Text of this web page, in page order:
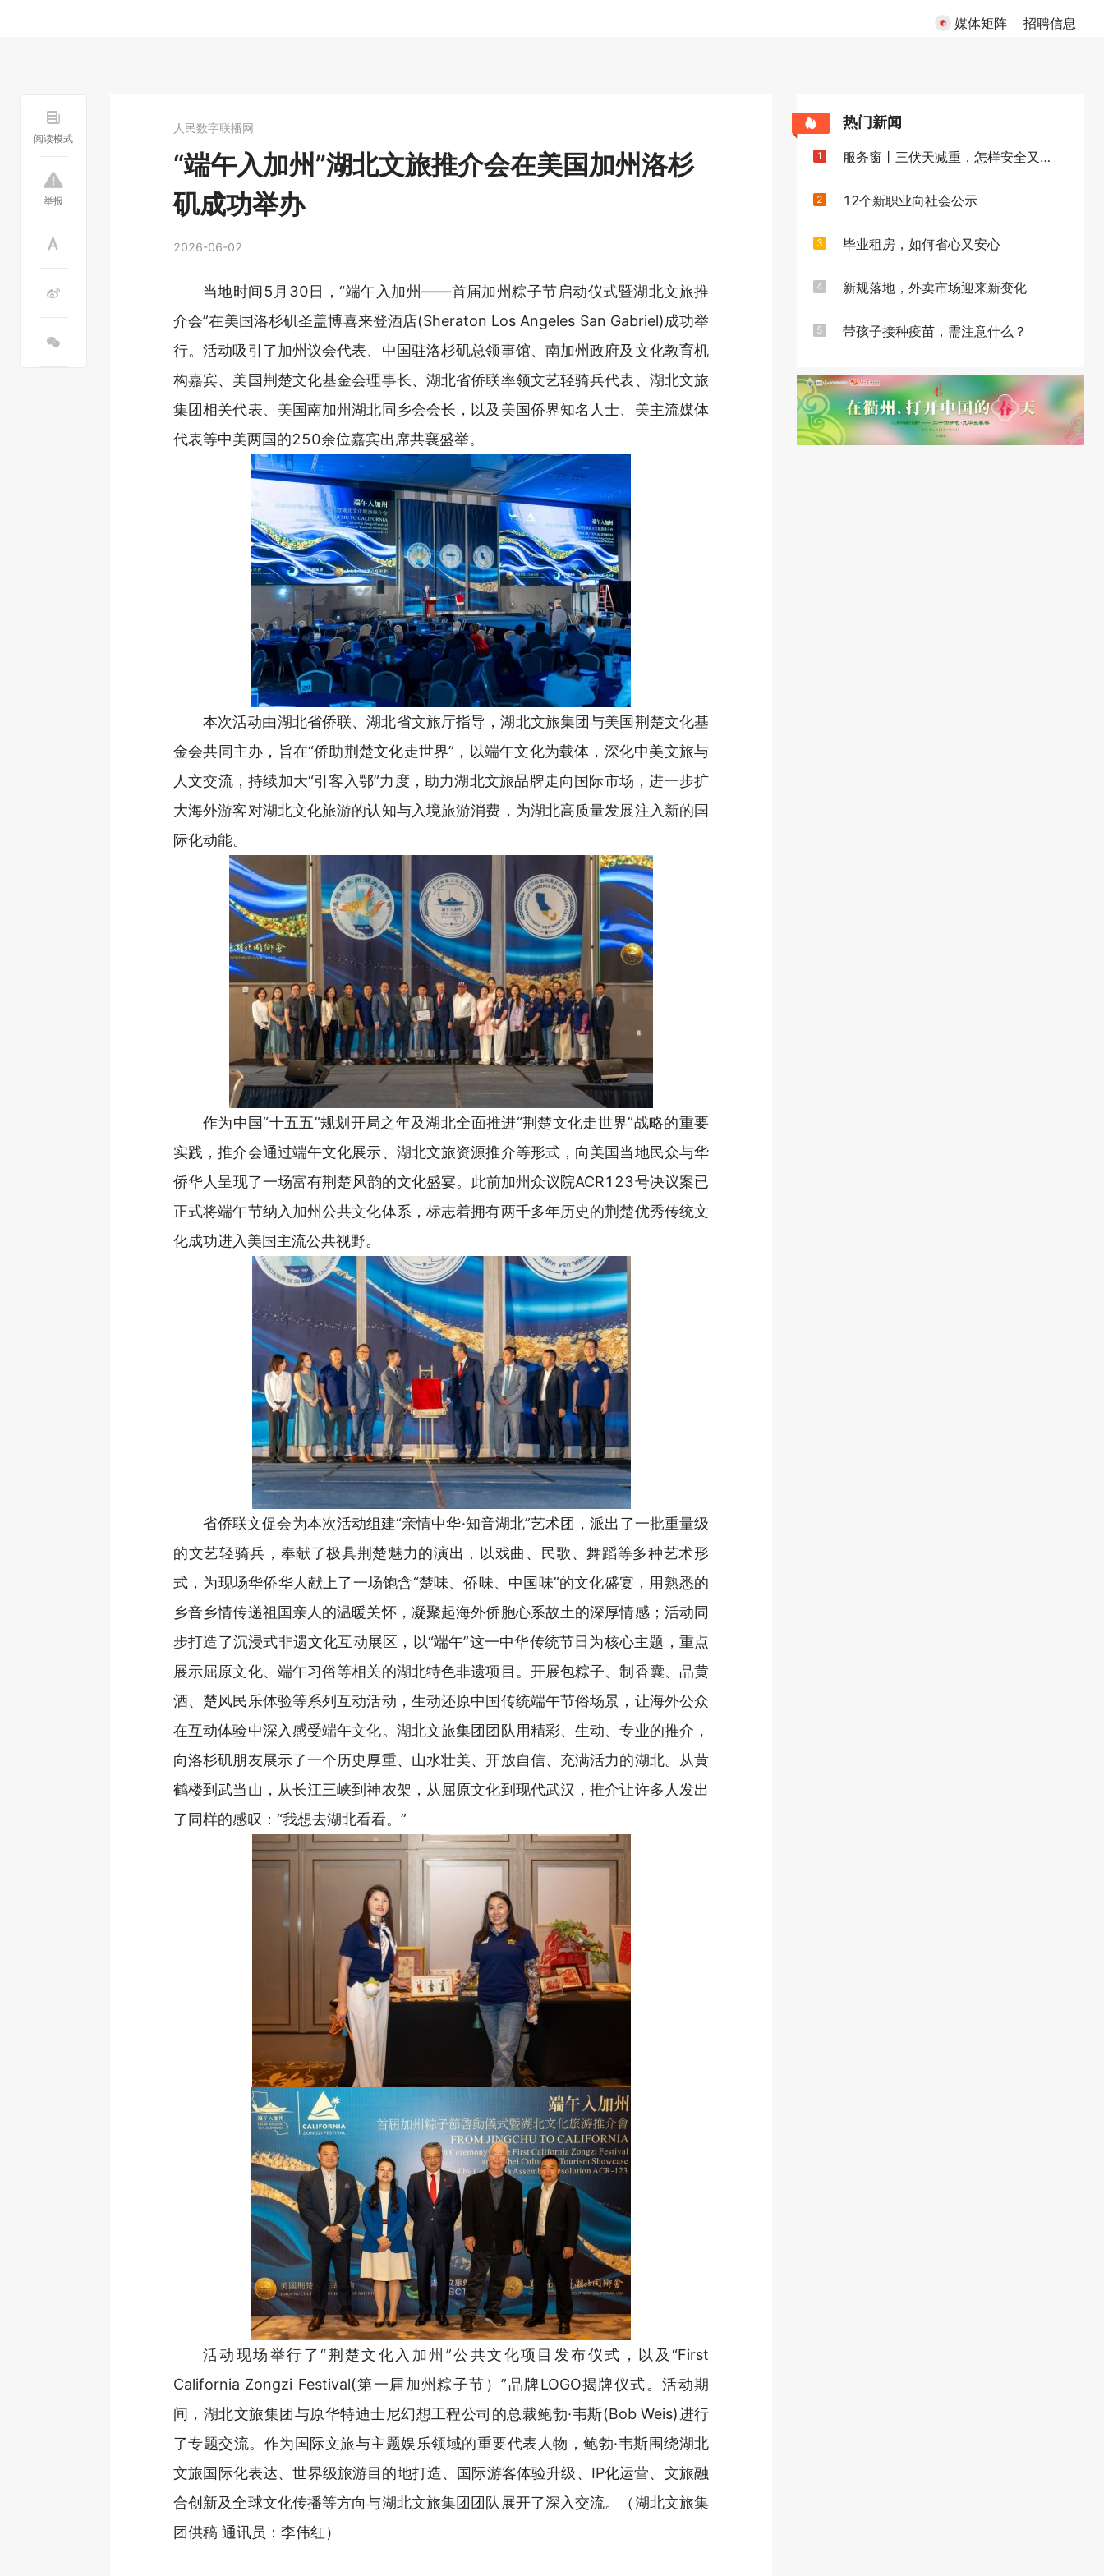
媒体矩阵 招聘信息
阅读模式
举报
人民数字联播网
“端午入加州”湖北文旅推介会在美国加州洛杉
矶成功举办
2026-06-02
当地时间5月30日，“端午入加州——首届加州粽子节启动仪式暨湖北文旅推
介会”在美国洛杉矶圣盖博喜来登酒店(Sheraton Los Angeles San Gabriel)成功举
行。活动吸引了加州议会代表、中国驻洛杉矶总领事馆、南加州政府及文化教育机
构嘉宾、美国荆楚文化基金会理事长、湖北省侨联率领文艺轻骑兵代表、湖北文旅
集团相关代表、美国南加州湖北同乡会会长，以及美国侨界知名人士、美主流媒体
代表等中美两国的250余位嘉宾出席共襄盛举。
本次活动由湖北省侨联、湖北省文旅厅指导，湖北文旅集团与美国荆楚文化基
金会共同主办，旨在“侨助荆楚文化走世界”，以端午文化为载体，深化中美文旅与
人文交流，持续加大“引客入鄂”力度，助力湖北文旅品牌走向国际市场，进一步扩
大海外游客对湖北文化旅游的认知与入境旅游消费，为湖北高质量发展注入新的国
际化动能。
作为中国“十五五”规划开局之年及湖北全面推进“荆楚文化走世界”战略的重要
实践，推介会通过端午文化展示、湖北文旅资源推介等形式，向美国当地民众与华
侨华人呈现了一场富有荆楚风韵的文化盛宴。此前加州众议院ACR123号决议案已
正式将端午节纳入加州公共文化体系，标志着拥有两千多年历史的荆楚优秀传统文
化成功进入美国主流公共视野。
省侨联文促会为本次活动组建“亲情中华·知音湖北”艺术团，派出了一批重量级
的文艺轻骑兵，奉献了极具荆楚魅力的演出，以戏曲、民歌、舞蹈等多种艺术形
式，为现场华侨华人献上了一场饱含“楚味、侨味、中国味”的文化盛宴，用熟悉的
乡音乡情传递祖国亲人的温暖关怀，凝聚起海外侨胞心系故土的深厚情感；活动同
步打造了沉浸式非遗文化互动展区，以“端午”这一中华传统节日为核心主题，重点
展示屈原文化、端午习俗等相关的湖北特色非遗项目。开展包粽子、制香囊、品黄
酒、楚风民乐体验等系列互动活动，生动还原中国传统端午节俗场景，让海外公众
在互动体验中深入感受端午文化。湖北文旅集团团队用精彩、生动、专业的推介，
向洛杉矶朋友展示了一个历史厚重、山水壮美、开放自信、充满活力的湖北。从黄
鹤楼到武当山，从长江三峡到神农架，从屈原文化到现代武汉，推介让许多人发出
了同样的感叹：“我想去湖北看看。”
活动现场举行了“荆楚文化入加州”公共文化项目发布仪式，以及“First
California Zongzi Festival(第一届加州粽子节）”品牌LOGO揭牌仪式。活动期
间，湖北文旅集团与原华特迪士尼幻想工程公司的总裁鲍勃·韦斯(Bob Weis)进行
了专题交流。作为国际文旅与主题娱乐领域的重要代表人物，鲍勃·韦斯围绕湖北
文旅国际化表达、世界级旅游目的地打造、国际游客体验升级、IP化运营、文旅融
合创新及全球文化传播等方向与湖北文旅集团团队展开了深入交流。（湖北文旅集
团供稿 通讯员：李伟红）
热门新闻
1 服务窗丨三伏天减重，怎样安全又高效
2 12个新职业向社会公示
3 毕业租房，如何省心又安心
4 新规落地，外卖市场迎来新变化
5 带孩子接种疫苗，需注意什么？